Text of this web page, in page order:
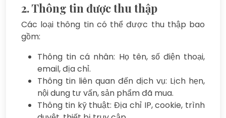
2. Thông tin được thu thập
Các loại thông tin có thể được thu thập bao
gồm:
Thông tin cá nhân: Họ tên, số điện thoại,
email, địa chỉ.
Thông tin liên quan đến dịch vụ: Lịch hẹn,
nội dung tư vấn, sản phẩm đã mua.
Thông tin kỹ thuật: Địa chỉ IP, cookie, trình